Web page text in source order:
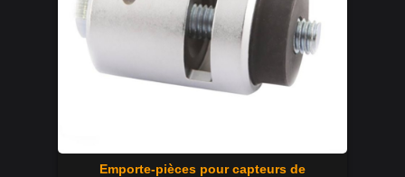
Emporte-pièces pour capteurs de